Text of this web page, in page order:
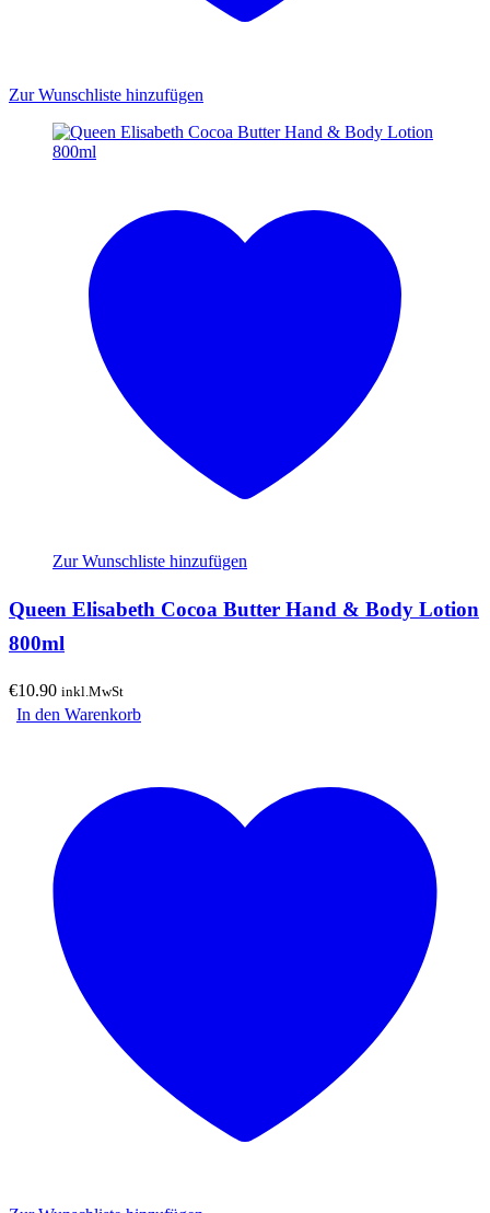
Zur Wunschliste hinzufügen
Zur Wunschliste hinzufügen
Queen Elisabeth Cocoa Butter Hand & Body Lotion
800ml
€10.90 inkl.MwSt
In den Warenkorb